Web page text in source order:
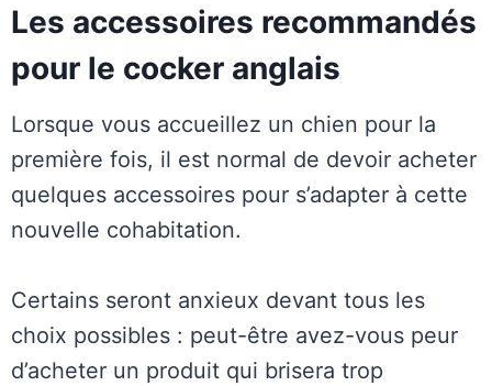
Les accessoires recommandés
pour le cocker anglais
Lorsque vous accueillez un chien pour la
première fois, il est normal de devoir acheter
quelques accessoires pour s’adapter à cette
nouvelle cohabitation.
Certains seront anxieux devant tous les
choix possibles : peut-être avez-vous peur
d’acheter un produit qui brisera trop